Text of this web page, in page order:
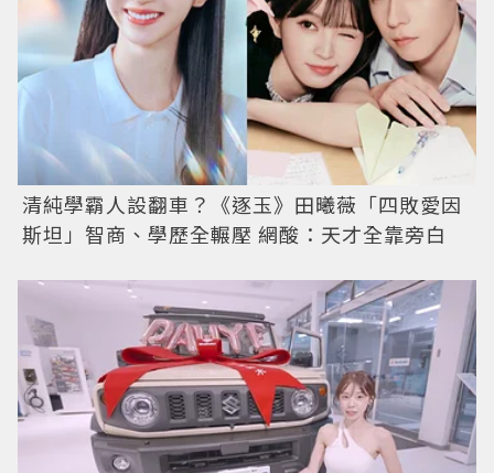
清純學霸人設翻車？《逐玉》田曦薇「四敗愛因
斯坦」智商、學歷全輾壓 網酸：天才全靠旁白